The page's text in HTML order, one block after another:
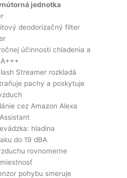
jednotka
deodorizačný filter
účinnosti chladenia a
Streamer rozkladá
pachy a poskytuje
cez Amazon Alexa
hladina
do 19 dBA
rovnomerne
pohybu smeruje